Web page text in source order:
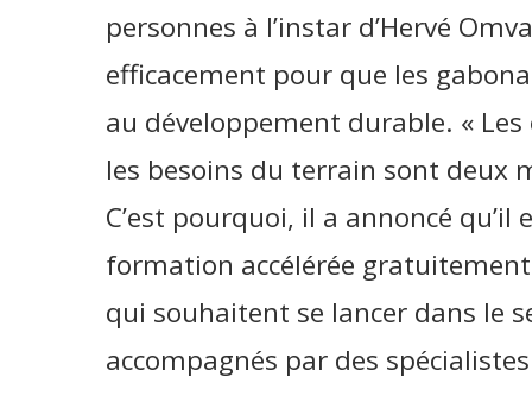
personnes à l’instar d’Hervé
efficacement pour que les
au développement durable. « Les
les besoins du terrain sont deux
C’est pourquoi, il a annoncé
formation accélérée
qui souhaitent se lancer dans le
accompagnés par des